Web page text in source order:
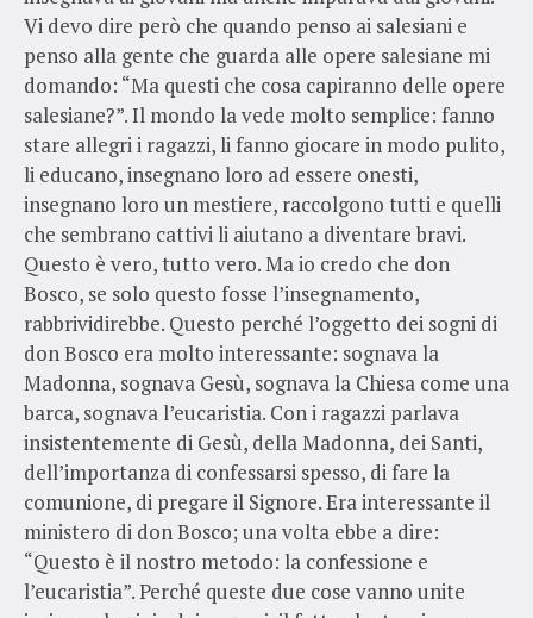
Vi devo dire però che quando penso ai salesiani e
penso alla gente che guarda alle opere salesiane mi
domando: “Ma questi che cosa capiranno delle opere
salesiane?”. Il mondo la vede molto semplice: fanno
stare allegri i ragazzi, li fanno giocare in modo pulito,
li educano, insegnano loro ad essere onesti,
insegnano loro un mestiere, raccolgono tutti e quelli
che sembrano cattivi li aiutano a diventare bravi.
Questo è vero, tutto vero. Ma io credo che don
Bosco, se solo questo fosse l’insegnamento,
rabbrividirebbe. Questo perché l’oggetto dei sogni di
don Bosco era molto interessante: sognava la
Madonna, sognava Gesù, sognava la Chiesa come una
barca, sognava l’eucaristia. Con i ragazzi parlava
insistentemente di Gesù, della Madonna, dei Santi,
dell’importanza di confessarsi spesso, di fare la
comunione, di pregare il Signore. Era interessante il
ministero di don Bosco; una volta ebbe a dire:
“Questo è il nostro metodo: la confessione e
l’eucaristia”. Perché queste due cose vanno unite